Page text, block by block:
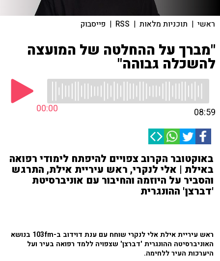
ראשי | תוכניות מלאות |
RSS
| פייסבוק
"מברך על ההחלטה של המועצה
להשכלה גבוהה"
00:00 08:59
באוקטובר הקרוב צפויים להיפתח לימודי רפואה
באילת | אלי לנקרי, ראש עיריית אילת, התרגש
והסביר על היוזמה והחיבור עם אוניברסיטת
'דברצן' ההונגרית
ראש עיריית אילת אלי לנקרי שוחח עם ענת דוידוב ב-103fm בנושא
האוניברסיטה ההונגרית 'דברצן' שצפויה ללמד רפואה בעיר ועל
היערכות העיר ללחימה.